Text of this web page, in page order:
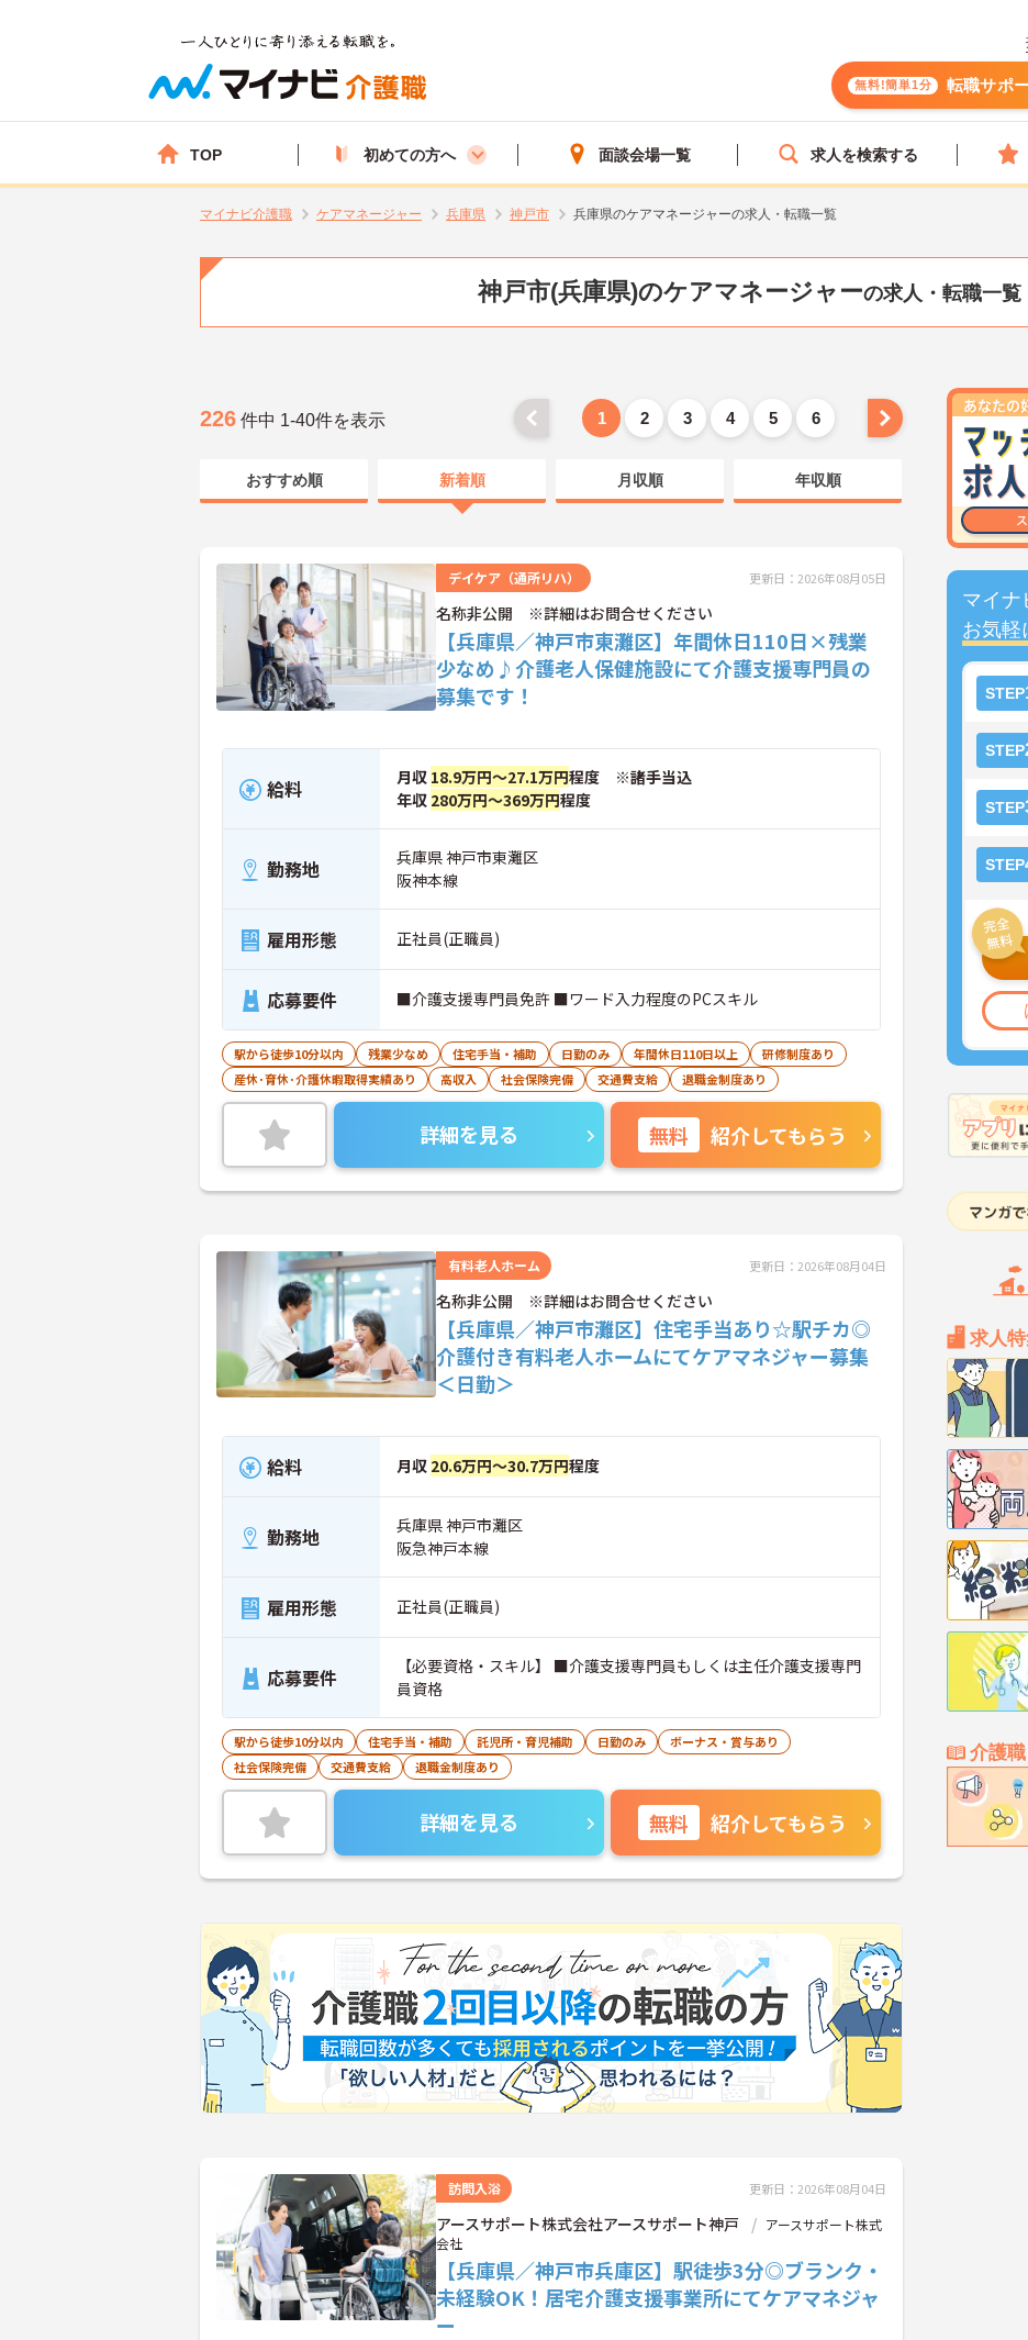
無料!簡単1分 転職サポ
TOP 初めての方へ 面談会場一覧 求人を検索する
マイナビ介護職 ケアマネージャー 兵庫県 神戸市 兵庫県のケアマネージャーの求人・転職一覧
神戸市(兵庫県)のケアマネージャーの求人・転職一覧
マイナ
お気軽
STEP
STEP
STEP
STEP
求人
介護
226 件中 1-40件を表示 1 2 3 4 5 6
おすすめ順 新着順 月収順 年収順
デイケア（通所リハ） 更新日：2026年08月05日
名称非公開 ※詳細はお問合せください
【兵庫県／神戸市東灘区】年間休日110日×残業
少なめ♪介護老人保健施設にて介護支援専門員の
募集です！
給料 月収 18.9万円～27.1万円程度 ※諸手当込
年収 280万円～369万円程度
勤務地
兵庫県 神戸市東灘区
阪神本線
雇用形態 正社員(正職員)
応募要件 ■介護支援専門員免許 ■ワード入力程度のPCスキル
駅から徒歩10分以内 残業少なめ 住宅手当・補助 日勤のみ 年間休日110日以上
研修制度あり
産休･育休･介護休暇取得実績あり
高収入 社会保険完備 交通費支給 退職金制度あり
詳細を見る 無料 紹介してもらう
有料老人ホーム 更新日：2026年08月04日
名称非公開 ※詳細はお問合せください
【兵庫県／神戸市灘区】住宅手当あり☆駅チカ◎
介護付き有料老人ホームにてケアマネジャー募集
＜日勤＞
給料 月収 20.6万円～30.7万円程度
勤務地
兵庫県 神戸市灘区
阪急神戸本線
雇用形態 正社員(正職員)
応募要件
【必要資格・スキル】 ■介護支援専門員もしくは主任介護支援専門
員資格
駅から徒歩10分以内 住宅手当・補助 託児所・育児補助 日勤のみ
ボーナス・賞与あり
社会保険完備
交通費支給 退職金制度あり
詳細を見る 無料 紹介してもらう
訪問入浴 更新日：2026年08月04日
アースサポート株式会社アースサポート神戸
アースサポート株式
会社
【兵庫県／神戸市兵庫区】駅徒歩3分◎ブランク・
未経験OK！居宅介護支援事業所にてケアマネジャ
ー